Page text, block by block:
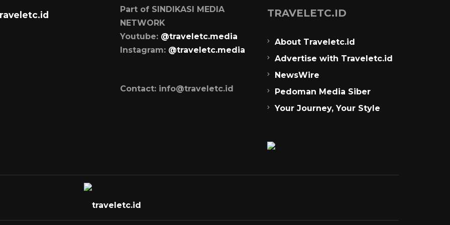
Part of SINDIKASI MEDIA
NETWORK
Youtube: @traveletc.media
Instagram: @traveletc.media
Contact: info@traveletc.id
TRAVELETC.ID
About Traveletc.id
Advertise with Traveletc.id
NewsWire
Pedoman Media Siber
Your Journey, Your Style